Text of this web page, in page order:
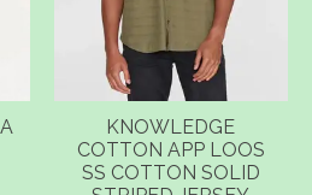
KNOWLEDGE
COTTON APP LOOS
SS COTTON SOLID